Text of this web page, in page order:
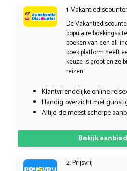
1.
De
populaire
boeken van een all-
boek platform heeft
keuze is groot en ze
reizen.
Klantvriendelijke online
Handig overzicht met
Altijd de meest scherpe
Bekijk
2. Prijsvrij